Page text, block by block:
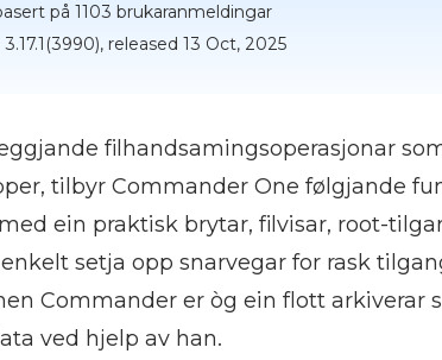
på 1103 brukaranmeldingar
3.17.1(3990), released13 Oct, 2025
filhandsamingsoperasjonar
tilbyr Commander One følgjande
ein praktisk brytar, filvisar, root-
setja opp snarvegar for rask
Commander er òg ein flott arkiverar
ved hjelp av han.